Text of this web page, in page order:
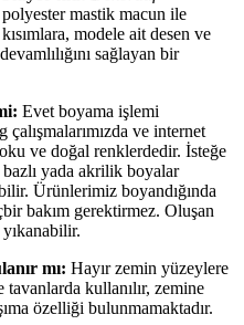
mastik macun ile
modele ait desen ve
sağlayan bir
Evet boyama işlemi
ve internet
ve doğal renklerdedir. İsteğe
bazlı yada akrilik boyalar
Ürünlerimiz boyandığında
bakım gerektirmez. Oluşan
mı: Hayır zemin yüzeylere
kullanılır, zemine
özelliği bulunmamaktadır.